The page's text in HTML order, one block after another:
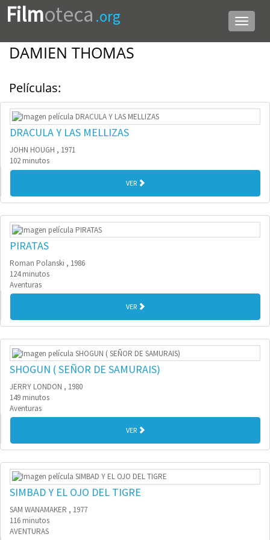
Menú
de
Filmoteca .org
DAMIEN THOMAS
Películas:
DRACULA Y LAS MELLIZAS
JOHN HOUGH , 1971
102 minutos
VER
PIRATAS
Roman Polanski , 1986
124 minutos
Aventuras
VER
SHOGUN ( SEÑOR DE SAMURAIS)
JERRY LONDON , 1980
149 minutos
Aventuras
VER
SIMBAD Y EL OJO DEL TIGRE
SAM WANAMAKER , 1977
116 minutos
AVENTURAS